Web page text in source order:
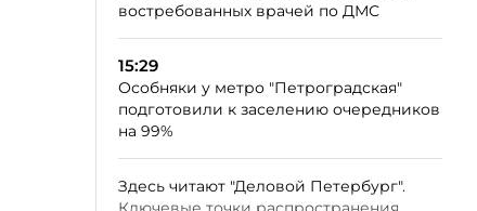
востребованных врачей по ДМС
15:29
Особняки у метро "Петроградская"
подготовили к заселению очередников
на 99%
Здесь читают "Деловой Петербург".